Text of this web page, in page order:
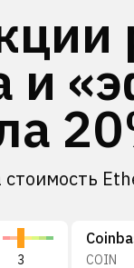
и
стоимость
3 COIN